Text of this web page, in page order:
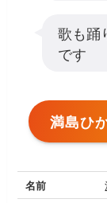
歌も踊
です
満島ひ
名前